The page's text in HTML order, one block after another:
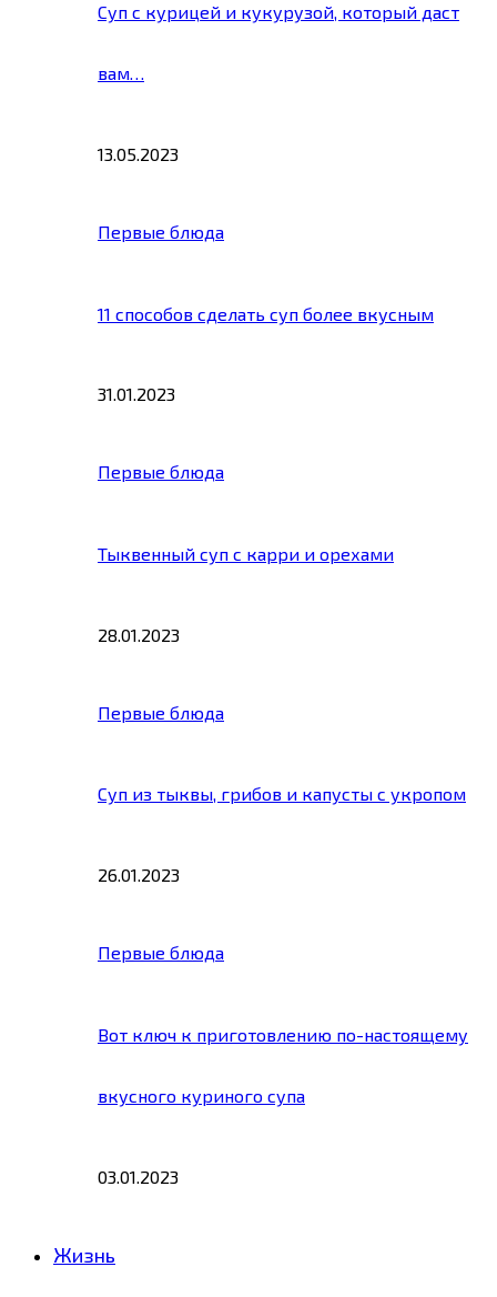
Суп с курицей и кукурузой, который даст
вам…
13.05.2023
Первые блюда
11 способов сделать суп более вкусным
31.01.2023
Первые блюда
Тыквенный суп с карри и орехами
28.01.2023
Первые блюда
Суп из тыквы, грибов и капусты с укропом
26.01.2023
Первые блюда
Вот ключ к приготовлению по-настоящему
вкусного куриного супа
03.01.2023
Жизнь